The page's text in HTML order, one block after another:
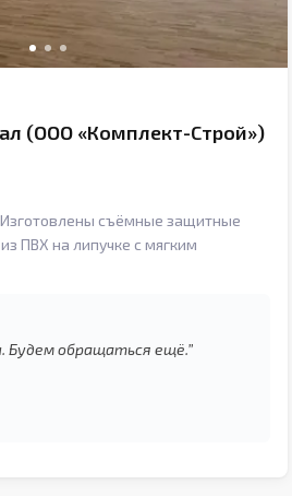
(ООО «Комплект-Строй»)
съёмные защитные
ПВХ на липучке с мягким
Будем обращаться ещё.”